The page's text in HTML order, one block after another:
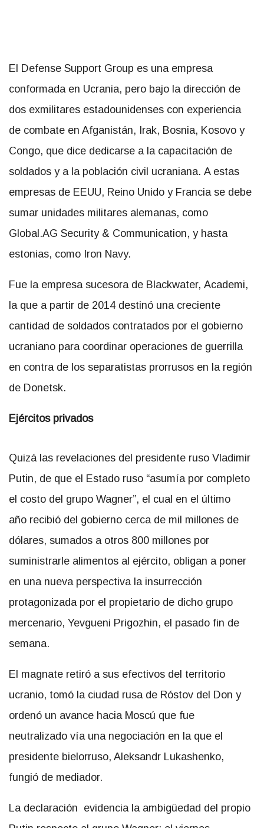
El Defense Support Group es una empresa
conformada en Ucrania, pero bajo la dirección de
dos exmilitares estadounidenses con experiencia
de combate en Afganistán, Irak, Bosnia, Kosovo y
Congo, que dice dedicarse a la capacitación de
soldados y a la población civil ucraniana. A estas
empresas de EEUU, Reino Unido y Francia se debe
sumar unidades militares alemanas, como
Global.AG Security & Communication, y hasta
estonias, como Iron Navy.
Fue la empresa sucesora de Blackwater, Academi,
la que a partir de 2014 destinó una creciente
cantidad de soldados contratados por el gobierno
ucraniano para coordinar operaciones de guerrilla
en contra de los separatistas prorrusos en la región
de Donetsk.
Ejércitos privados
Quizá las revelaciones del presidente ruso Vladimir
Putin, de que el Estado ruso “asumía por completo
el costo del grupo Wagner”, el cual en el último
año recibió del gobierno cerca de mil millones de
dólares, sumados a otros 800 millones por
suministrarle alimentos al ejército, obligan a poner
en una nueva perspectiva la insurrección
protagonizada por el propietario de dicho grupo
mercenario, Yevgueni Prigozhin, el pasado fin de
semana.
El magnate retiró a sus efectivos del territorio
ucranio, tomó la ciudad rusa de Róstov del Don y
ordenó un avance hacia Moscú que fue
neutralizado vía una negociación en la que el
presidente bielorruso, Aleksandr Lukashenko,
fungió de mediador.
La declaración evidencia la ambigüedad del propio